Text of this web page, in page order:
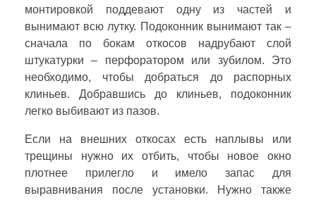
монтировкой поддевают одну из частей и
вынимают всю лутку. Подоконник вынимают так –
сначала по бокам откосов надрубают слой
штукатурки – перфоратором или зубилом. Это
необходимо, чтобы добраться до распорных
клиньев. Добравшись до клиньев, подоконник
легко выбивают из пазов.
Если на внешних откосах есть наплывы или
трещины нужно их отбить, чтобы новое окно
плотнее прилегло и имело запас для
выравнивания после установки. Нужно также